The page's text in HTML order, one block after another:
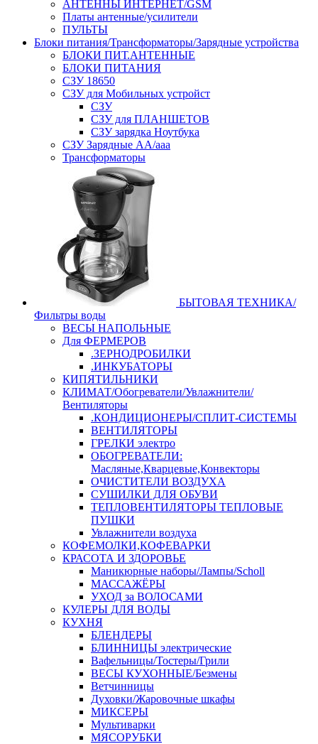
АНТЕННЫ ИНТЕРНЕТ/GSM
Платы антенные/усилители
ПУЛЬТЫ
Блоки питания/Трансформаторы/Зарядные устройства
БЛОКИ ПИТ.АНТЕННЫЕ
БЛОКИ ПИТАНИЯ
СЗУ 18650
СЗУ для Мобильных устройст
СЗУ
СЗУ для ПЛАНШЕТОВ
СЗУ зарядка Ноутбука
СЗУ Зарядные АА/ааа
Трансформаторы
БЫТОВАЯ ТЕХНИКА/
Фильтры воды
ВЕСЫ НАПОЛЬНЫЕ
Для ФЕРМЕРОВ
.ЗЕРНОДРОБИЛКИ
.ИНКУБАТОРЫ
КИПЯТИЛЬНИКИ
КЛИМАТ/Обогреватели/Увлажнители/
Вентиляторы
.КОНДИЦИОНЕРЫ/СПЛИТ-СИСТЕМЫ
ВЕНТИЛЯТОРЫ
ГРЕЛКИ электро
ОБОГРЕВАТЕЛИ:
Масляные,Кварцевые,Конвекторы
ОЧИСТИТЕЛИ ВОЗДУХА
СУШИЛКИ ДЛЯ ОБУВИ
ТЕПЛОВЕНТИЛЯТОРЫ ТЕПЛОВЫЕ
ПУШКИ
Увлажнители воздуха
КОФЕМОЛКИ,КОФЕВАРКИ
КРАСОТА И ЗДОРОВЬЕ
Маникюрные наборы/Лампы/Scholl
МАССАЖЁРЫ
УХОД за ВОЛОСАМИ
КУЛЕРЫ ДЛЯ ВОДЫ
КУХНЯ
БЛЕНДЕРЫ
БЛИННИЦЫ электрические
Вафельницы/Тостеры/Грили
ВЕСЫ КУХОННЫЕ/Безмены
Ветчинницы
Духовки/Жаровочные шкафы
МИКСЕРЫ
Мультиварки
МЯСОРУБКИ